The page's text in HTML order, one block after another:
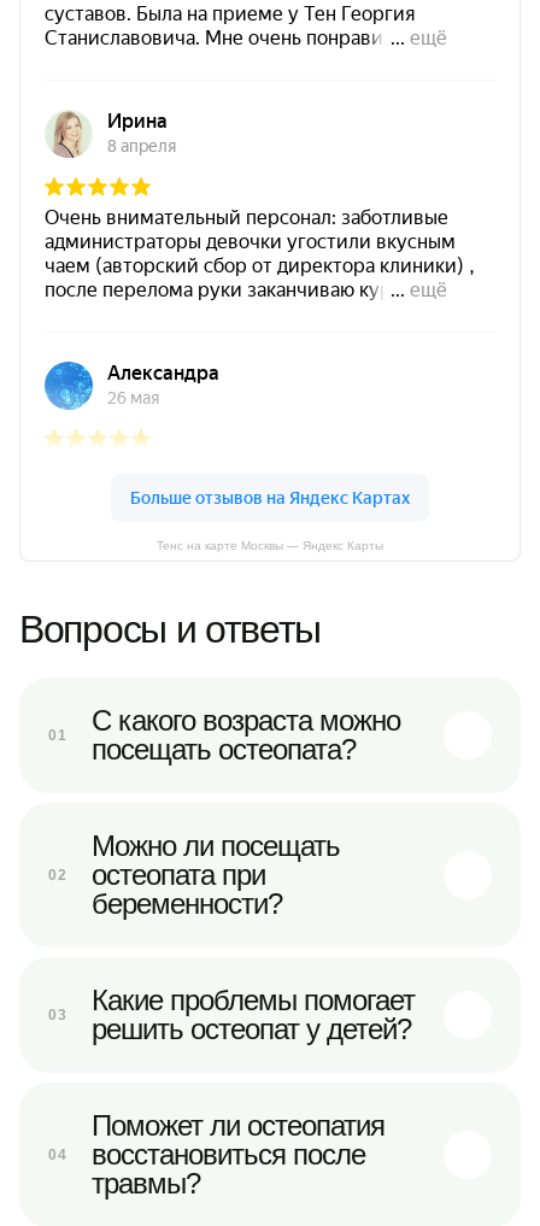
Тенс на карте Москвы — Яндекс Карты
Вопросы и ответы
01
С какого возраста можно
посещать остеопата?
02
Можно ли посещать
остеопата при
беременности?
03
Какие проблемы помогает
решить остеопат у детей?
04
Поможет ли остеопатия
восстановиться после
травмы?